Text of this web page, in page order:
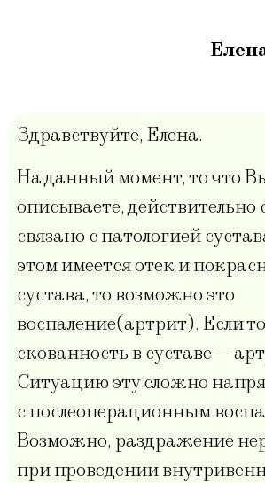
Здравствуйте, Елена.
На данный момент, то что
описываете, действительно
связано с патологией
этом имеется отек и
сустава, то возможно это
воспаление(артрит). Если
скованность в суставе —
Ситуацию эту сложно
с послеоперационным
Возможно, раздражение
при проведении